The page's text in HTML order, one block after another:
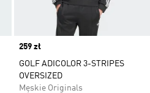
Price
259 zł
GOLF ADICOLOR 3-STRIPES
OVERSIZED
Męskie Originals